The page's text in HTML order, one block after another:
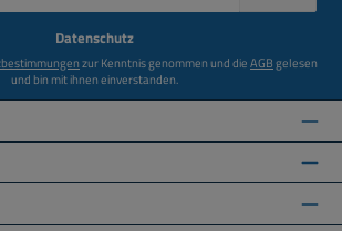
Datenschutz
zur Kenntnis genommen und dieAGBgelesen
und bin mit ihnen einverstanden.